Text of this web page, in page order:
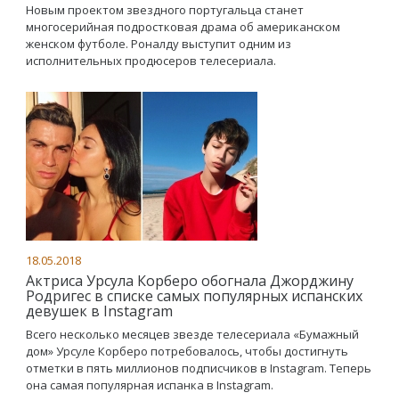
Новым проектом звездного португальца станет
многосерийная подростковая драма об американском
женском футболе. Роналду выступит одним из
исполнительных продюсеров телесериала.
18.05.2018
Актриса Урсула Корберо обогнала Джорджину
Родригес в списке самых популярных испанских
девушек в Instagram
Всего несколько месяцев звезде телесериала «Бумажный
дом» Урсуле Корберо потребовалось, чтобы достигнуть
отметки в пять миллионов подписчиков в Instagram. Теперь
она самая популярная испанка в Instagram.